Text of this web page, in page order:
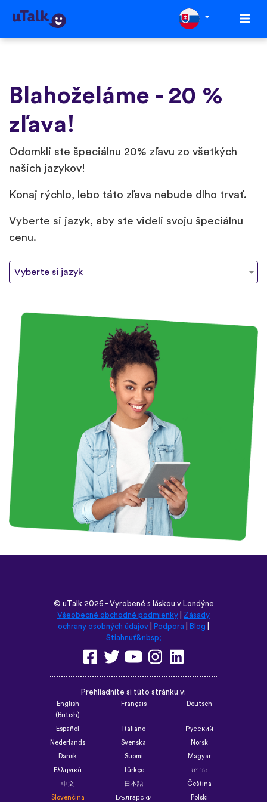
Blahoželáme - 20 %
zľava!
Odomkli ste špeciálnu 20% zľavu zo všetkých
našich jazykov!
Konaj rýchlo, lebo táto zľava nebude dlho trvať.
Vyberte si jazyk, aby ste videli svoju špeciálnu
cenu.
Vyberte si jazyk
© uTalk2026 - Vyrobené s láskou v Londýne
Všeobecné obchodné podmienky
Zásady
ochrany osobných údajov
Podpora Blog
Stiahnuť&nbsp;
Prehliadnite si túto stránku v:
English
(British)
Français Deutsch
Español Italiano Русский
Nederlands Svenska Norsk
Dansk Suomi Magyar
Ελληνικά Türkçe עברית
中文 日本語 Čeština
Slovenčina Български Polski